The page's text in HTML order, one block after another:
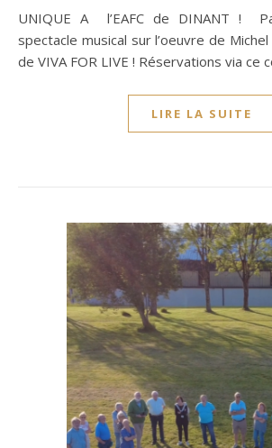
UNIQUE A l’EAFC de DINANT ! Paradis blanc ! Un
spectacle musical sur l’oeuvre de
de VIVA FOR LIVE ! Réservations via ce
LIRE LA SUITE